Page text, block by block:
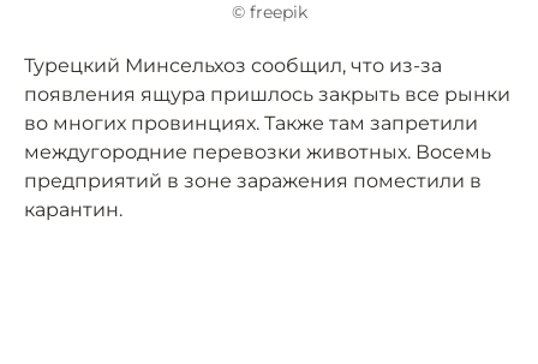
© freepik
Турецкий Минсельхоз сообщил, что из-за
появления ящура пришлось закрыть все рынки
во многих провинциях. Также там запретили
междугородние перевозки животных. Восемь
предприятий в зоне заражения поместили в
карантин.